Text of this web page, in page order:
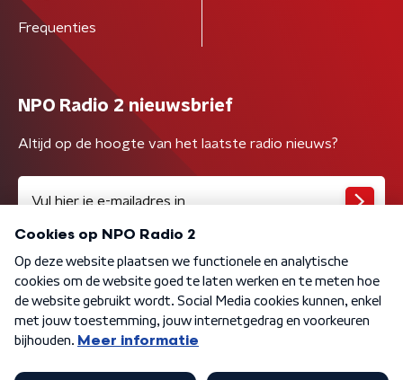
Frequenties
NPO Radio 2 nieuwsbrief
Altijd op de hoogte van het laatste radio nieuws?
Algemene voorwaarden